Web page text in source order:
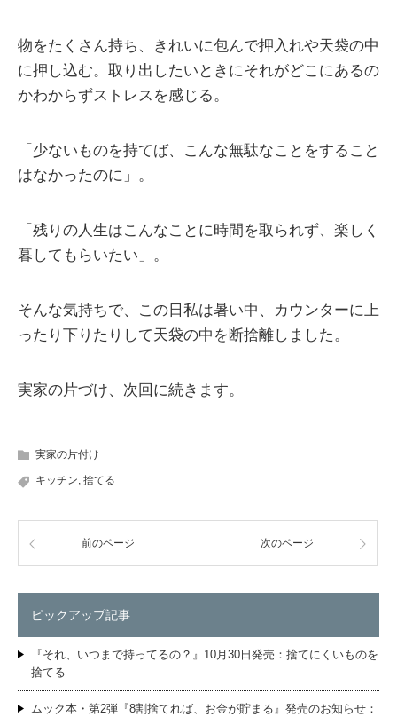
物をたくさん持ち、きれいに包んで押入れや天袋の中
に押し込む。取り出したいときにそれがどこにあるの
かわからずストレスを感じる。
「少ないものを持てば、こんな無駄なことをすること
はなかったのに」。
「残りの人生はこんなことに時間を取られず、楽しく
暮してもらいたい」。
そんな気持ちで、この日私は暑い中、カウンターに上
ったり下りたりして天袋の中を断捨離しました。
実家の片づけ、次回に続きます。
実家の片付け
キッチン, 捨てる
前のページ 次のページ
ピックアップ記事
『それ、いつまで持ってるの？』10月30日発売：捨てにくいものを
捨てる
ムック本・第2弾『8割捨てれば、お金が貯まる』発売のお知らせ：